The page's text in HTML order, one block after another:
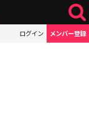
ログイン メンバー登録